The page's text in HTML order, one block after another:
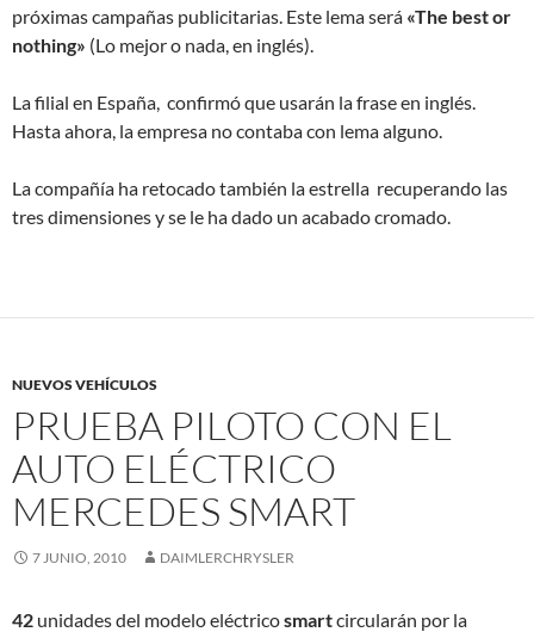
próximas campañas publicitarias. Este lema será «The best or
nothing» (Lo mejor o nada, en inglés).
La filial en España, confirmó que usarán la frase en inglés.
Hasta ahora, la empresa no contaba con lema alguno.
La compañía ha retocado también la estrella recuperando las
tres dimensiones y se le ha dado un acabado cromado.
NUEVOS VEHÍCULOS
PRUEBA PILOTO CON EL
AUTO ELÉCTRICO
MERCEDES SMART
7 JUNIO, 2010 DAIMLERCHRYSLER
42 unidades del modelo eléctricosmartcircularán por la